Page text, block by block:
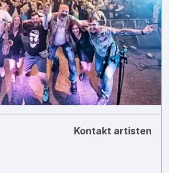
Kontakt artisten